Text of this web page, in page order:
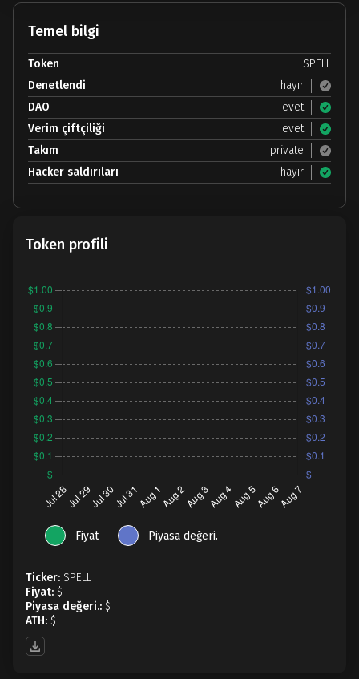
Temel bilgi
Token
SPELL
Denetlendi
hayır
DAO
evet
Verim çiftçiliği
evet
Takım
private
Hacker saldırıları
hayır
Token profili
Fiyat Piyasa değeri.
Ticker: SPELL
Fiyat: $
Piyasa değeri.: $
ATH: $